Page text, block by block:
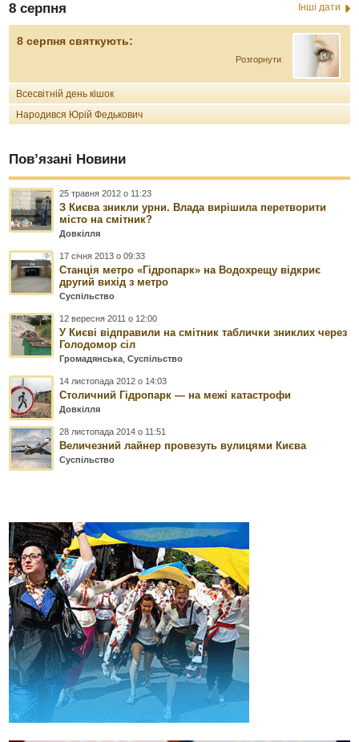
8 серпня Інші дати
8 серпня святкують:
Розгорнути
Всесвітній день кішок
Народився Юрій Федькович
Пов’язані Новини
25 травня 2012 о 11:23
З Києва зникли урни. Влада вирішила перетворити
місто на смітник?
Довкілля
17 січня 2013 о 09:33
Станція метро «Гідропарк» на Водохрещу відкриє
другий вихід з метро
Суспільство
12 вересня 2011 о 12:00
У Києві відправили на смітник таблички зниклих через
Голодомор сіл
Громадянська ,Суспільство
14 листопада 2012 о 14:03
Столичний Гідропарк — на межі катастрофи
Довкілля
28 листопада 2014 о 11:51
Величезний лайнер провезуть вулицями Києва
Суспільство